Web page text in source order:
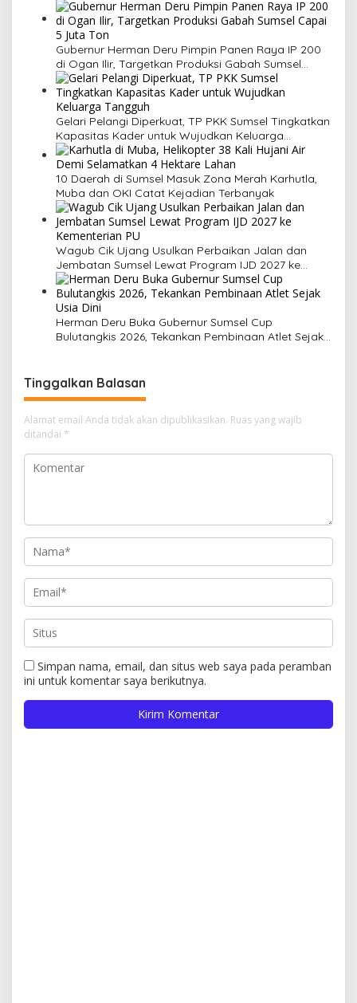
Gubernur Herman Deru Pimpin Panen Raya IP 200
di Ogan Ilir, Targetkan Produksi Gabah Sumsel
Capai 5 Juta Ton
Gelari Pelangi Diperkuat, TP PKK Sumsel Tingkatkan
Kapasitas Kader untuk Wujudkan Keluarga
Tangguh
10 Daerah di Sumsel Masuk Zona Merah Karhutla,
Muba dan OKI Catat Kejadian Terbanyak
Wagub Cik Ujang Usulkan Perbaikan Jalan dan
Jembatan Sumsel Lewat Program IJD 2027 ke
Kementerian PU
Herman Deru Buka Gubernur Sumsel Cup
Bulutangkis 2026, Tekankan Pembinaan Atlet Sejak
Tinggalkan Balasan
Alamat email Anda tidak akan dipublikasikan. Ruas yang wajib
ditandai *
Simpan nama, email, dan situs web saya pada peramban
ini untuk komentar saya berikutnya.